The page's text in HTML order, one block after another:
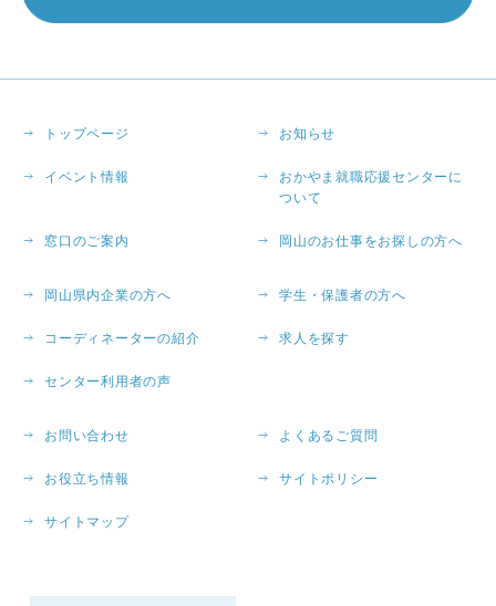
トップページ お知らせ
イベント情報
おかやま就職応援センターに
ついて
窓口のご案内 岡山のお仕事をお探しの方へ
岡山県内企業の方へ 学生・保護者の方へ
コーディネーターの紹介 求人を探す
センター利用者の声
お問い合わせ よくあるご質問
お役立ち情報 サイトポリシー
サイトマップ